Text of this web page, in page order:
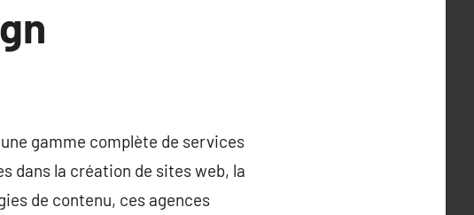
gamme complète de services
dans la création de sites web, la
de contenu, ces agences